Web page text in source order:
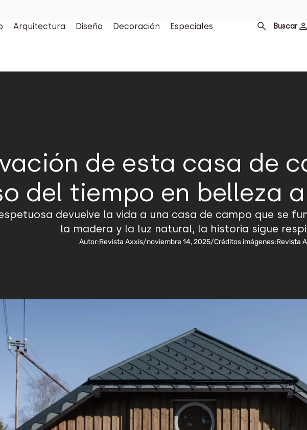
Arquitectura Diseño Decoración Especiales Buscar
de esta casa de
del tiempo en belleza
devuelve la vida a una casa de campo que se
la madera y la luz natural, la historia sigue
Autor:Revista Axxis/noviembre 14, 2025/Créditos imágenes:Revista